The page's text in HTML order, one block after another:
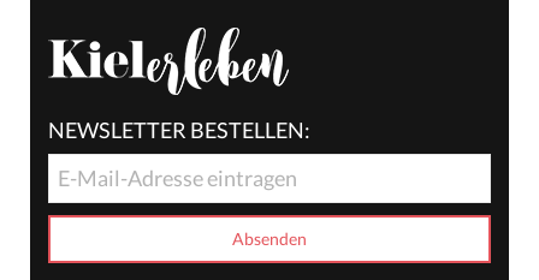
NEWSLETTER BESTELLEN: